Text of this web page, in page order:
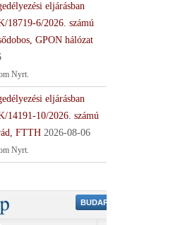
eljárásban
18719-6/2026. számú
GPON hálózat
Nyrt.
eljárásban
14191-10/2026. számú
FTTH 2026-08-06
Nyrt.